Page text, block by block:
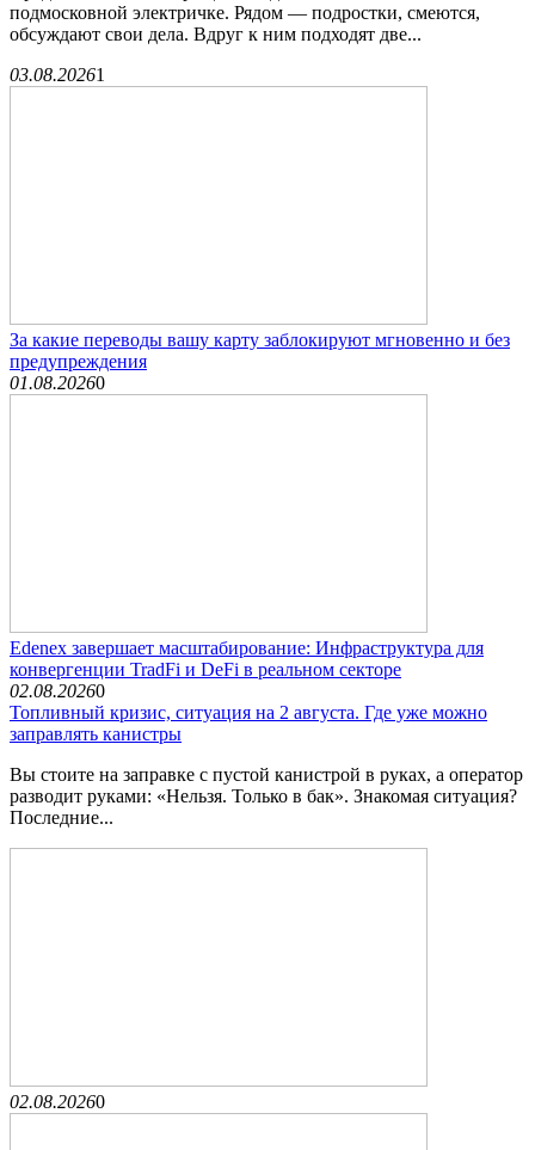
подмосковной электричке. Рядом — подростки, смеются,
обсуждают свои дела. Вдруг к ним подходят две...
03.08.20261
За какие переводы вашу карту заблокируют мгновенно и без
предупреждения
01.08.20260
Edenex завершает масштабирование: Инфраструктура для
конвергенции TradFi и DeFi в реальном секторе
02.08.20260
Топливный кризис, ситуация на 2 августа. Где уже можно
заправлять канистры
Вы стоите на заправке с пустой канистрой в руках, а оператор
разводит руками: «Нельзя. Только в бак». Знакомая ситуация?
Последние...
02.08.20260